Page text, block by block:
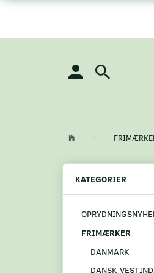
KATEGORIER
FRIMÆRKER
DANMARK
DANSK